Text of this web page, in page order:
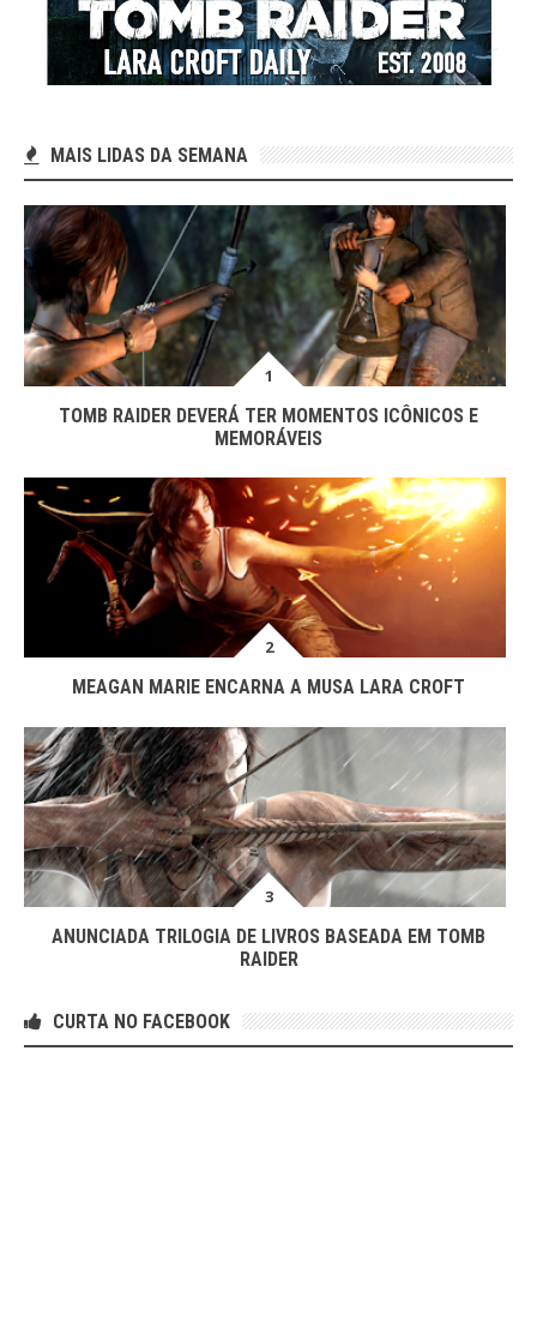
MAIS LIDAS DA SEMANA
TOMB RAIDER DEVERÁ TER MOMENTOS ICÔNICOS E
MEMORÁVEIS
MEAGAN MARIE ENCARNA A MUSA LARA CROFT
ANUNCIADA TRILOGIA DE LIVROS BASEADA EM TOMB
RAIDER
CURTA NO FACEBOOK